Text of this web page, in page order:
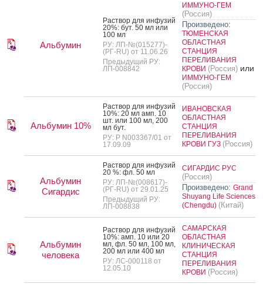
Альбумин
Рас­твор для ин­фу­зий
20%: бут. 50 мл или
100 мл
РУ: ЛП-№(015277)-
(РГ-RU) от 11.06.26
Предыдущий РУ:
ЛП-008842
ИММУНО-ГЕМ
(Россия)
Произведено:
ТЮМЕНСКАЯ
ОБЛАСТНАЯ
СТАНЦИЯ
ПЕРЕЛИВАНИЯ
КРОВИ (Россия) или
ИММУНО-ГЕМ
(Россия)
Альбумин 10%
Рас­твор для ин­фу­зий
10%: 20 мл амп. 10
шт. или 100 мл, 200
мл бут.
РУ: Р N003367/01 от
17.09.09
ИВАНОВСКАЯ
ОБЛАСТНАЯ
СТАНЦИЯ
ПЕРЕЛИВАНИЯ
КРОВИ ГУЗ (Россия)
Альбумин
Сигардис
Рас­твор для ин­фу­зий
20 %: фл. 50 мл
РУ: ЛП-№(008617)-
(РГ-RU) от 29.01.25
Предыдущий РУ:
ЛП-008838
СИГАРДИС РУС
(Россия)
Произведено: Grand
Shuyang Life Sciences
(Chengdu) (Китай)
Альбумин
человека
Рас­твор для ин­фу­зий
10%: амп. 10 или 20
мл, фл. 50 мл, 100 мл,
200 мл или 400 мл
РУ: ЛС-000118 от
12.05.10
САМАРСКАЯ
ОБЛАСТНАЯ
КЛИНИЧЕСКАЯ
СТАНЦИЯ
ПЕРЕЛИВАНИЯ
КРОВИ (Россия)